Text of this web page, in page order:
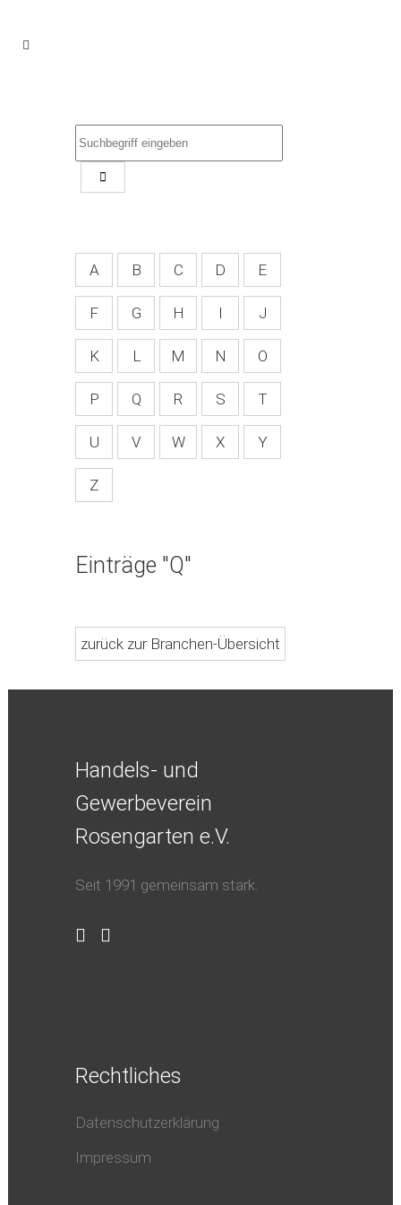
A B C D E
F G H I J
K L M N O
P Q R S T
U V W X Y
Z
Einträge "Q"
zurück zur Branchen-Übersicht
Handels- und
Gewerbeverein
Rosengarten e.V.
Seit 1991 gemeinsam stark.
Rechtliches
Datenschutzerklärung
Impressum